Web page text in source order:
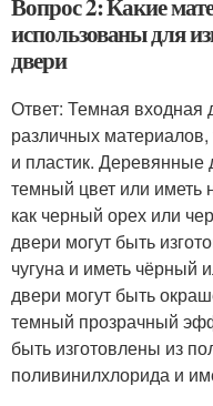
Вопрос 2: Какие
использованы для
двери
Ответ: Темная входная
различных материалов,
и пластик.
темный цвет или иметь
как черный орех или
двери могут быть
чугуна и иметь чёрный
двери могут быть
темный прозрачный
быть изготовлены из
поливинилхлорида и